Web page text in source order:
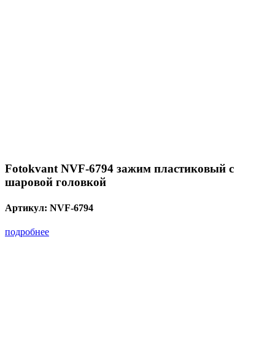
Fotokvant NVF-6794 зажим пластиковый с
шаровой головкой
Артикул: NVF-6794
подробнее